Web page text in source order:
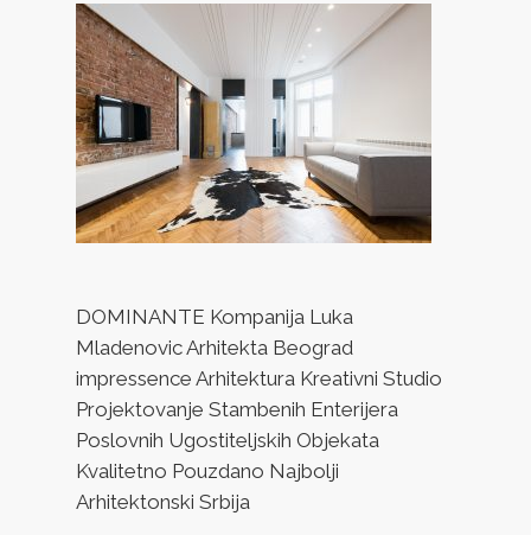
DOMINANTE Kompanija Luka
Mladenovic Arhitekta Beograd
impressence Arhitektura Kreativni Studio
Projektovanje Stambenih Enterijera
Poslovnih Ugostiteljskih Objekata
Kvalitetno Pouzdano Najbolji
Arhitektonski Srbija